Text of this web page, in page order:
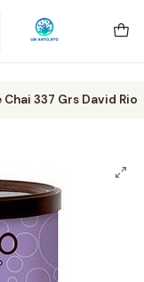
GRATIS mismo
desde CLP 39.900.
14 hrs.
Chai 337 Grs David Rio